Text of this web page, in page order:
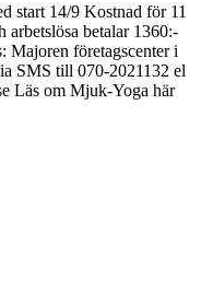
start 14/9 Kostnad för 11
arbetslösa betalar 1360:-
Majoren företagscenter i
SMS till 070-2021132 el
Läs om Mjuk-Yoga här